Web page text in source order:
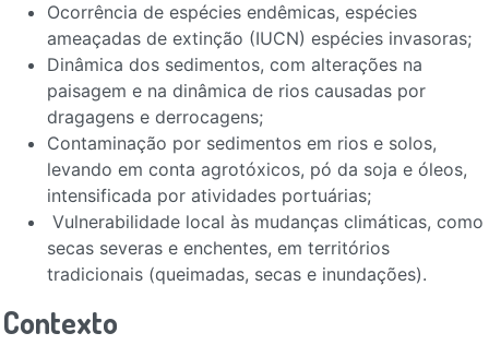
Ocorrência de espécies endêmicas, espécies
ameaçadas de extinção (IUCN) espécies invasoras;
Dinâmica dos sedimentos, com alterações na
paisagem e na dinâmica de rios causadas por
dragagens e derrocagens;
Contaminação por sedimentos em rios e solos,
levando em conta agrotóxicos, pó da soja e óleos,
intensificada por atividades portuárias;
Vulnerabilidade local às mudanças climáticas, como
secas severas e enchentes, em territórios
tradicionais (queimadas, secas e inundações).
Contexto